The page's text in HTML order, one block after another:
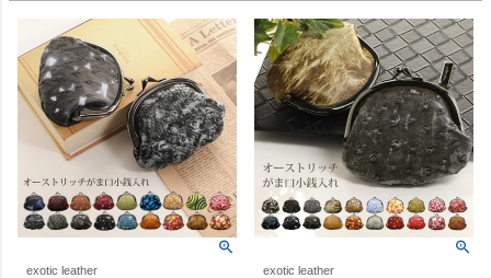
exotic leather exotic leather